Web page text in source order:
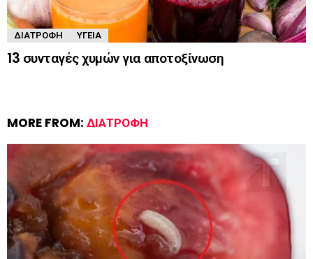
ΔΙΑΤΡΟΦΉ ΥΓΕΊΑ
13 συνταγές χυμών για αποτοξίνωση
MORE FROM: ΔΙΑΤΡΟΦΉ